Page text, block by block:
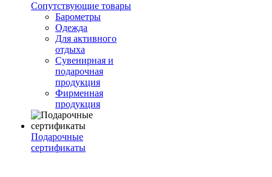
Сопутствующие товары
Барометры
Одежда
Для активного
отдыха
Сувенирная и
подарочная
продукция
Фирменная
продукция
Подарочные
сертификаты